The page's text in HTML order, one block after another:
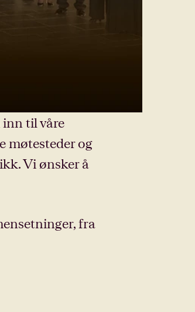
inn til våre
møtesteder og
Vi ønsker å
fra